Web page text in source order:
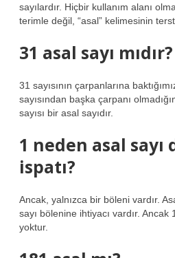
sayılardır. Hiçbir kullanım alanı
terimle değil, “asal” kelimesinin
31 asal sayı mıdır?
31 sayısının çarpanlarına
sayısından başka çarpanı
sayısı bir asal sayıdır.
1 neden asal sayı
ispatı?
Ancak, yalnızca bir böleni vardır.
sayı bölenine ihtiyacı vardır. Ancak
yoktur.